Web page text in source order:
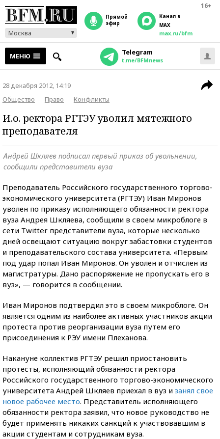
16+
Москва
прямой
эфир
Канал в
MAX
max.ru/bfm
МЕНЮ Telegram
t.me/BFMnews
28 декабря 2012, 14:19
Общество
Право Конфликты
И.о. ректора РГТЭУ уволил мятежного
преподавателя
Андрей Шкляев подписал первый приказ об увольнении,
сообщили представители вуза
Преподаватель Российского государственного торгово-
экономического университета (РГТЭУ) Иван Миронов
уволен по приказу исполняющего обязанности ректора
вуза Андрея Шкляева, сообщили в своем микроблоге в
сети Twitter представители вуза, которые несколько
дней освещают ситуацию вокруг забастовки студентов
и преподавательского состава университета. «Первым
под удар попал Иван Миронов. Он уволен и отчислен из
магистратуры. Дано распоряжение не пропускать его в
вуз», — говорится в сообщении.
Иван Миронов подтвердил это в своем микроблоге. Он
является одним из наиболее активных участников акции
протеста против реорганизации вуза путем его
присоединения к РЭУ имени Плеханова.
Накануне коллектив РГТЭУ решил приостановить
протесты, исполняющий обязанности ректора
Российского государственного торгово-экономического
университета Андрей Шкляев приехал в вуз и занял свое
новое рабочее место. Представитель исполняющего
обязанности ректора заявил, что новое руководство не
будет применять никаких санкций к участвовавшим в
акции студентам и сотрудникам вуза.